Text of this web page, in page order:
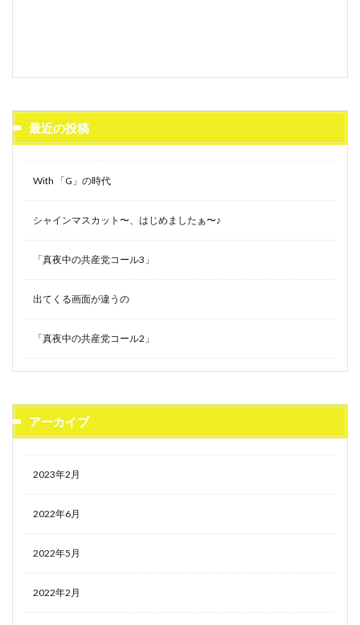
最近の投稿
With 「G」の時代
シャインマスカット〜、はじめましたぁ〜♪
「真夜中の共産党コール3」
出てくる画面が違うの
「真夜中の共産党コール2」
アーカイブ
2023年2月
2022年6月
2022年5月
2022年2月